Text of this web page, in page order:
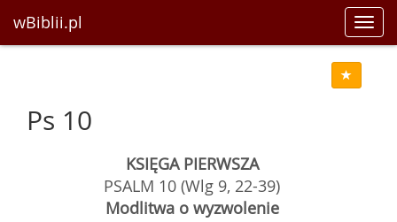
wBiblii.pl
Ps 10
KSIĘGA PIERWSZA
PSALM 10 (Wlg 9, 22-39)
Modlitwa o wyzwolenie